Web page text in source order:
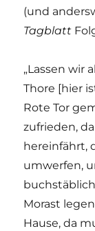
(und
Tagblatt
„Lassen wir
Thore [hier
Rote Tor
zufrieden,
hereinfährt,
umwerfen,
Morast
Hause, da